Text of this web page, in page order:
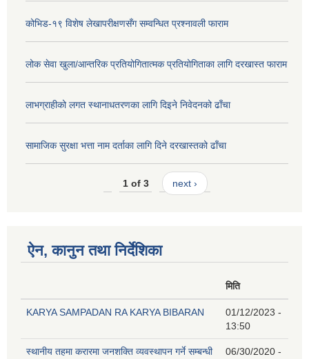
कोभिड-१९ विशेष लेखापरीक्षणसँग सम्वन्धित प्रश्नावली फाराम
लोक सेवा खुला/आन्तरिक प्रतियोगितात्मक प्रतियोगिताका लागि दरखास्त फाराम
लाभग्राहीको लगत स्थानाधतरणका लागि दिइने निवेदनको ढाँचा
सामाजिक सुरक्षा भत्ता नाम दर्ताका लागि दिने दरखास्तको ढाँचा
1 of 3 next ›
ऐन, कानुन तथा निर्देशिका
मिति
KARYA SAMPADAN RA KARYA BIBARAN
01/12/2023 -
13:50
स्थानीय तहमा करारमा जनशक्ति व्यवस्थापन गर्ने सम्बन्धी
06/30/2020 -